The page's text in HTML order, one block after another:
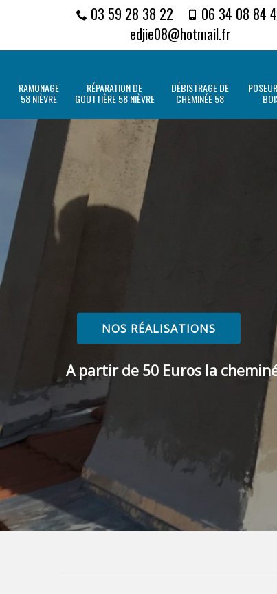
03 59 28 38 22
06 34 08 84
edjie08@hotmail.fr
RAMONAGE
58 NIÈVRE
RÉPARATION DE
GOUTTIÈRE 58 NIÈVRE
DÉBISTRAGE DE
CHEMINÉE 58
NOS RÉALISATIONS
A partir de 50 Euros la